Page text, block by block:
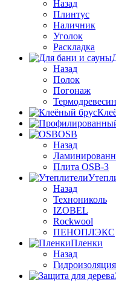
Назад
Плинтус
Наличник
Уголок
Раскладка
Назад
Полок
Погонаж
OSB
Назад
Плита OSB-3
Назад
Технониколь
IZOBEL
Rockwool
ПЕНОПЛЭКС
Пленки
Назад
Гидроизоляция